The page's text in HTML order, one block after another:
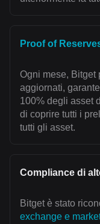
Proof of
Ogni mese, Bitget
aggiornati,
100% degli asset
di coprire tutti i
tutti gli asset.
Compliance di
Bitget è stato
exchange e